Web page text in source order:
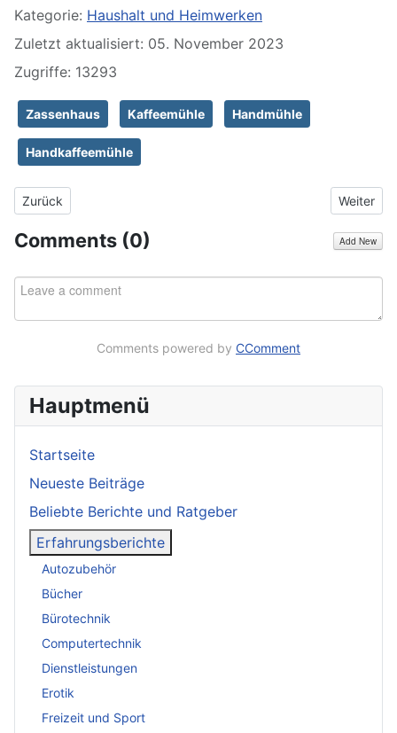
Kategorie: Haushalt und Heimwerken
Zuletzt aktualisiert: 05. November 2023
Zugriffe: 13293
Zassenhaus Kaffeemühle Handmühle
Handkaffeemühle
Vorheriger Beitrag: Persönlicher Erfahrungsbericht zur tesa Moll
Zurück Nächster
Weiter
Comments (0) Add New
Comments powered by CComment
Hauptmenü
Startseite
Neueste Beiträge
Beliebte Berichte und Ratgeber
Erfahrungsberichte
Autozubehör
Bücher
Bürotechnik
Computertechnik
Dienstleistungen
Erotik
Freizeit und Sport